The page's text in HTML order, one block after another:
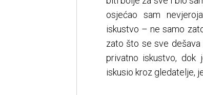
osjećao sam
iskustvo – ne samo
zato što se sve
privatno iskustvo, dok
iskusio kroz gledatelje,